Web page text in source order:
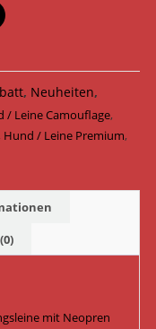
, Neuheiten,
/ Leine Camouflage,
Hund / Leine Premium,
mit Neopren